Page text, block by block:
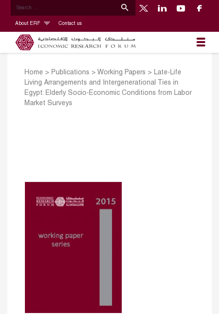
About ERF Contact us
Home > Publications > Working Papers > Late-Life
Living Arrangements and Intergenerational Ties in
Egypt: Elderly Socio-Economic Conditions from Labor
Market Surveys